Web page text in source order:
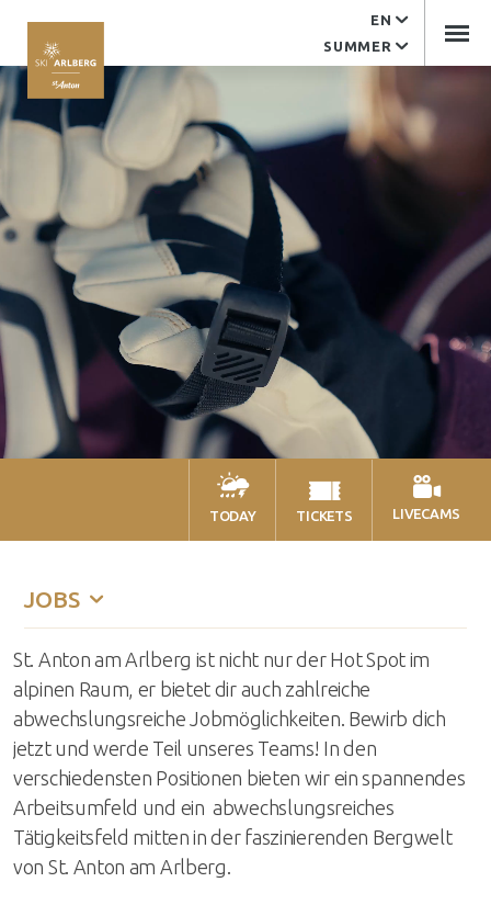
EN
SUMMER
Service
EDV support
Contact
Arlberger Bergbahnen
Tourist office
Imprint
Arlberger Bergbahnen AG
Kandaharweg 9
6580 St. Anton am Arlberg
Tyrol | Austria
+43 (0)5446 2352-0
office@abbag.com
LIVECAMS
TICKETS
TODAY
JOBS
St. Anton am Arlberg ist nicht nur der Hot Spot im
alpinen Raum, er bietet dir auch zahlreiche
abwechslungsreiche Jobmöglichkeiten. Bewirb dich
jetzt und werde Teil unseres Teams! In den
verschiedensten Positionen bieten wir ein spannendes
Arbeitsumfeld und ein abwechslungsreiches
Tätigkeitsfeld mitten in der faszinierenden Bergwelt
von St. Anton am Arlberg.